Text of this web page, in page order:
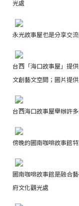
光處
永光故事屋也是分享交
台西「海口故事屋」提
文創藝文空間；圖片提
台西海口故事屋舉辦許
傍晚的圖南咖啡故事館
圖南咖啡故事館是融合
府文化觀光處